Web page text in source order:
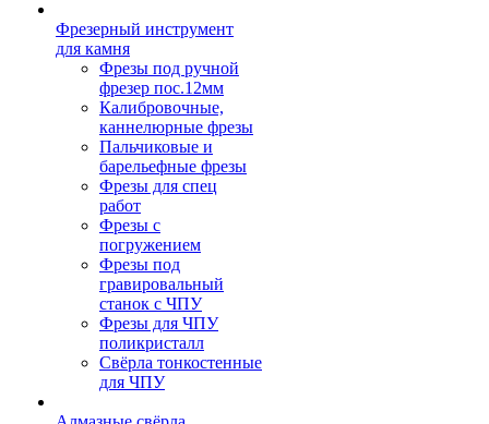
Фрезерный инструмент
для камня
Фрезы под ручной
фрезер пос.12мм
Калибровочные,
каннелюрные фрезы
Пальчиковые и
барельефные фрезы
Фрезы для спец
работ
Фрезы с
погружением
Фрезы под
гравировальный
станок с ЧПУ
Фрезы для ЧПУ
поликристалл
Свёрла тонкостенные
для ЧПУ